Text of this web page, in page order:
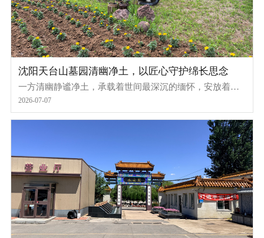
沈阳天台山墓园清幽净土，以匠心守护绵长思念
一方清幽静谧净土，承载着世间最深沉的缅怀，安放着无
数人的牵挂与思念。沈阳天台山墓园始终秉持初心，深耕
护体系，雕琢每一处景致、涵养每一寸氛围，让自然清雅
2026-07-07